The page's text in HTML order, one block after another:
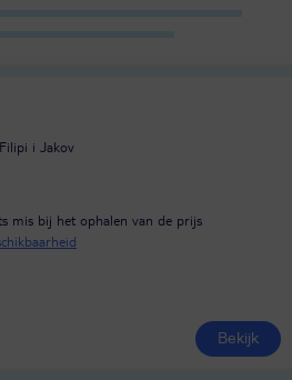
i Jakov
mis bij het ophalen van de prijs
Bekijk